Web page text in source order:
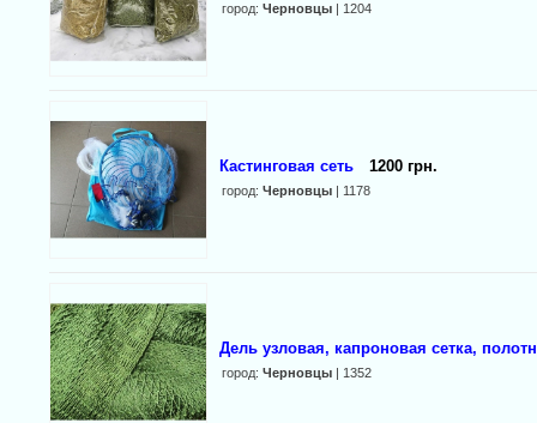
город: Черновцы| 1204
Кастинговая сеть 1200 грн.
город: Черновцы| 1178
Дель узловая, капроновая сетка,
город: Черновцы| 1352